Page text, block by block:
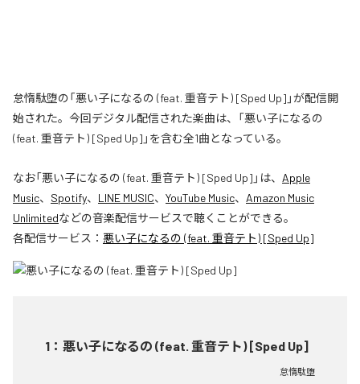
怠惰駄堕の「悪い子になるの (feat. 重音テト) [Sped Up]」が配信開
始された。今回デジタル配信された楽曲は、「悪い子になるの
(feat. 重音テト) [Sped Up]」を含む全1曲となっている。
なお「悪い子になるの (feat. 重音テト) [Sped Up] 」は、 Apple
Music、 Spotify、 LINE MUSIC、 YouTube Music、 Amazon Music
Unlimitedなどの音楽配信サービスで聴くことができる。
各配信サービス： 悪い子になるの (feat. 重音テト) [Sped Up]
1 ： 悪い子になるの (feat. 重音テト) [Sped Up]
怠惰駄堕